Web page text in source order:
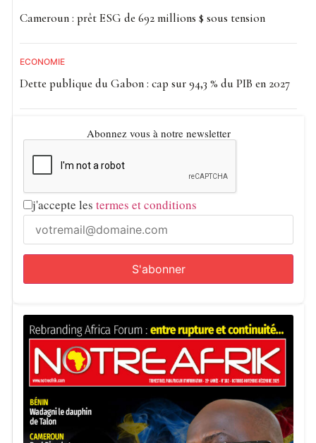
Cameroun : prêt ESG de 692 millions $ sous tension
ECONOMIE
Dette publique du Gabon : cap sur 94,3 % du PIB en 2027
Abonnez vous à notre newsletter
j'accepte les termes et conditions